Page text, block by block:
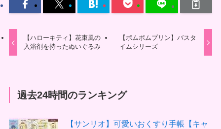
【ハローキティ】花束風の
入浴剤を持ったぬいぐるみ
【ポムポムプリン】バスタ
イムシリーズ
過去24時間のランキング
【サンリオ】可愛いおくすり手帳【キャ